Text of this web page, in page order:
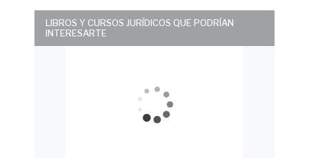
LIBROS Y CURSOS JURÍDICOS QUE PODRÍAN
INTERESARTE